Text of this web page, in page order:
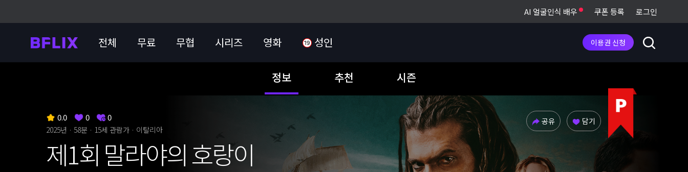
AI 얼굴인식 배우 쿠폰 등록 로그인
전체 무료 무협 시리즈 영화 성인 이용권 신청
정보 추천 시즌
0.0 0 0
2025년 · 58분 · 15세 관람가 · 이탈리아
제1회 말라야의 호랑이
공유 담기